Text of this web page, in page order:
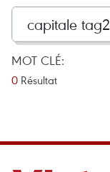
MOT CLÉ:
0 Résultat